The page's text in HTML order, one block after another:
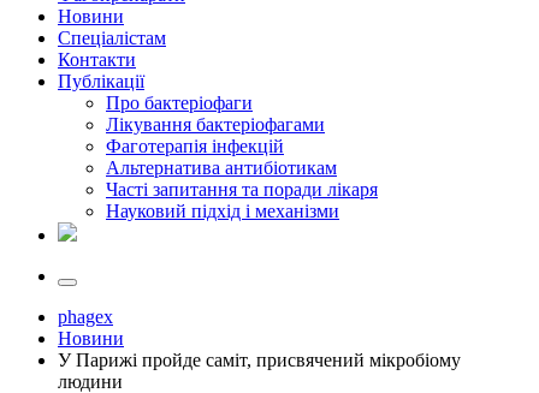
Новини
Спеціалістам
Контакти
Публікації
Про бактеріофаги
Лікування бактеріофагами
Фаготерапія інфекцій
Альтернатива антибіотикам
Часті запитання та поради лікаря
Науковий підхід і механізми
phagex
Новини
У Парижі пройде саміт, присвячений мікробіому
людини